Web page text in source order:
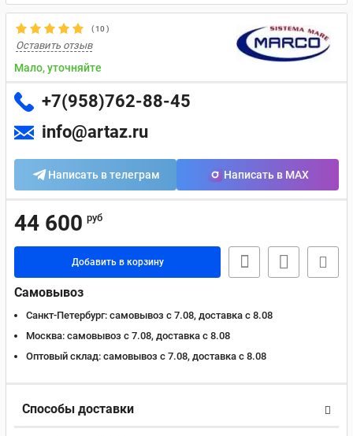
(10)
Оставить отзыв
Мало, уточняйте
+7(958)762-88-45
info@artaz.ru
Написать в телеграм Написать в MAX
44 600 руб
Добавить в корзину
Самовывоз
Санкт-Петербург: самовывоз с 7.08, доставка c 8.08
Москва: самовывоз с 7.08, доставка c 8.08
Оптовый склад: самовывоз с 7.08, доставка c 8.08
Способы доставки